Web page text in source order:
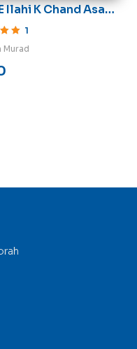
Ilahi K Chand Asan
1
Murad